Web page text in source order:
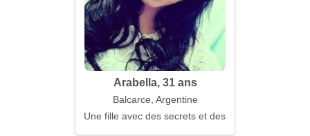
Arabella, 31 ans
Balcarce, Argentine
Une fille avec des secrets et des rêves